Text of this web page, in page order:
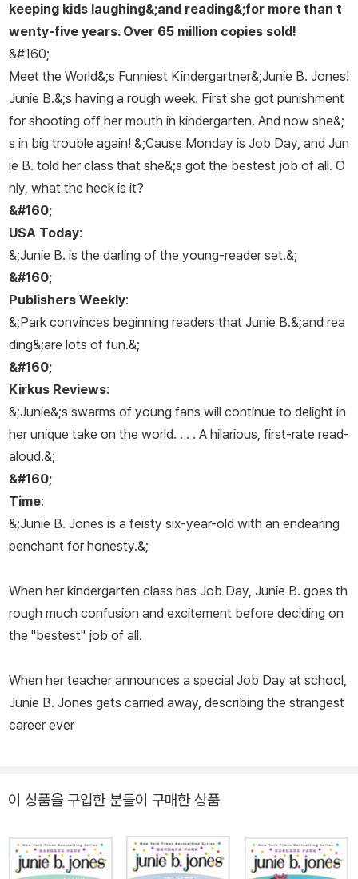
keeping kids laughing&;and reading&;for more than t
wenty-five years. Over 65 million copies sold!
&#160;
Meet the World&;s Funniest Kindergartner&;Junie B. Jones!
Junie B.&;s having a rough week. First she got punishment
for shooting off her mouth in kindergarten. And now she&;
s in big trouble again! &;Cause Monday is Job Day, and Jun
ie B. told her class that she&;s got the bestest job of all. O
nly, what the heck is it?
&#160;
USA Today:
&;Junie B. is the darling of the young-reader set.&;
&#160;
Publishers Weekly:
&;Park convinces beginning readers that Junie B.&;and rea
ding&;are lots of fun.&;
&#160;
Kirkus Reviews:
&;Junie&;s swarms of young fans will continue to delight in
her unique take on the world. . . . A hilarious, first-rate read-
aloud.&;
&#160;
Time:
&;Junie B. Jones is a feisty six-year-old with an endearing
penchant for honesty.&;
When her kindergarten class has Job Day, Junie B. goes th
rough much confusion and excitement before deciding on
the "bestest" job of all.
When her teacher announces a special Job Day at school,
Junie B. Jones gets carried away, describing the strangest
career ever
이 상품을 구입한 분들이 구매한 상품